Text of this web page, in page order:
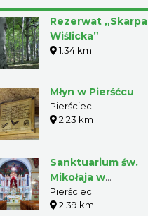
Rezerwat „Skarpa
Wiślicka”
1.34 km
Młyn w Pierśćcu
Pierściec
2.23 km
Sanktuarium św.
Mikołaja w
Pierśćcu
Pierściec
2.39 km